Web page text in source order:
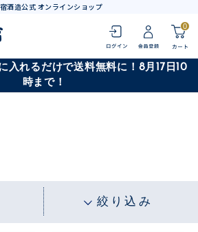
酒造公式 オンラインショップ
0
入れるだけで送料無料に！8月17日10
時まで！
絞り込み